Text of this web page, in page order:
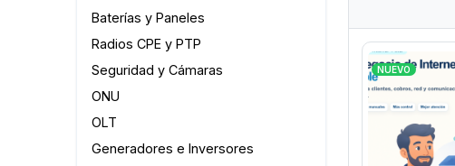
Baterías y Paneles
Radios CPE y PTP
Seguridad y Cámaras
ONU
OLT
Generadores e Inversores
NUEVO